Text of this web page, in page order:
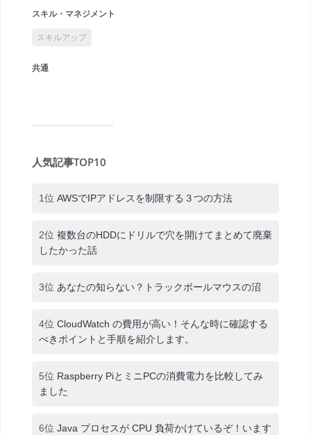
スキル・マネジメント
スキルアップ
共通
人気記事TOP10
1位 AWSでIPアドレスを制限する３つの方法
2位 複数台のHDDにドリルで穴を開けてまとめて廃棄
したかった話
3位 あなたの知らない？トラックボールマウスの沼
4位 CloudWatch の費用が高い！そんな時に確認する
べきポイントと手順を紹介します。
5位 Raspberry PiとミニPCの消費電力を比較してみ
ました
6位 Java プロセスが CPU 負荷かけているぞ！います